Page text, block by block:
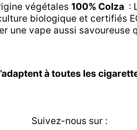
végétales 100% Colza :
biologique et certifiés
une vape aussi savoureuse
à toutes les
Suivez-nous sur :